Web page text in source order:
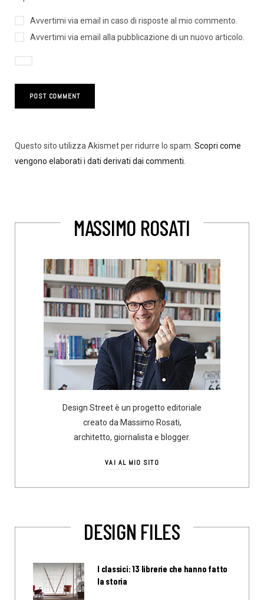
Avvertimi via email in caso di risposte al mio commento.
Avvertimi via email alla pubblicazione di un nuovo articolo.
Questo sito utilizza Akismet per ridurre lo spam. Scopri come
vengono elaborati i dati derivati dai commenti.
MASSIMO ROSATI
Design Street è un progetto editoriale
creato da Massimo Rosati,
architetto, giornalista e blogger.
VAI AL MIO SITO
DESIGN FILES
I classici: 13 librerie che hanno fatto
la storia